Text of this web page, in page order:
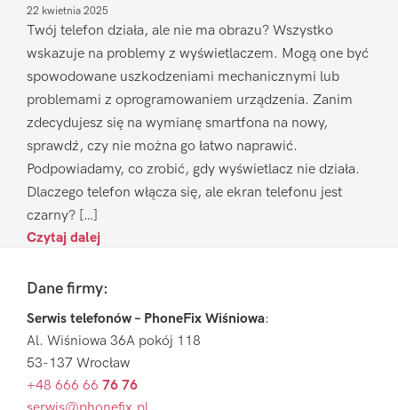
22 kwietnia 2025
Twój telefon działa, ale nie ma obrazu? Wszystko
wskazuje na problemy z wyświetlaczem. Mogą one być
spowodowane uszkodzeniami mechanicznymi lub
problemami z oprogramowaniem urządzenia. Zanim
zdecydujesz się na wymianę smartfona na nowy,
sprawdź, czy nie można go łatwo naprawić.
Podpowiadamy, co zrobić, gdy wyświetlacz nie działa.
Dlaczego telefon włącza się, ale ekran telefonu jest
czarny? […]
Czytaj dalej
FooterDane firmy:
Serwis telefonów – PhoneFix Wiśniowa:
Al. Wiśniowa 36A pokój 118
53-137 Wrocław
+48 666 66 76 76